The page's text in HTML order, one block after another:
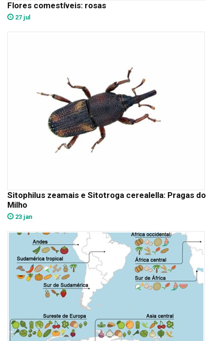
Flores comestíveis: rosas
27 jul
Sitophilus zeamais e Sitotroga cerealella: Pragas do
Milho
23 jan